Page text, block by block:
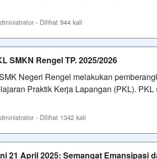
- Dilihat 944 kali
SMKN Rengel TP. 2025/2026
Negeri Rengel melakukan
Praktik Kerja Lapangan (PKL).
- Dilihat 1342 kali
21 April 2025: Semangat Emansipasi